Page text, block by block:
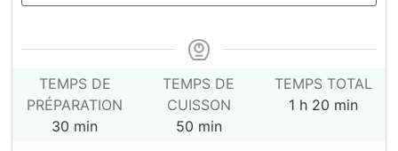
TEMPS DE
PRÉPARATION
30 minutes
min
TEMPS DE
CUISSON
50minutes
min
TEMPS TOTAL
1heure
h 20minutes
min